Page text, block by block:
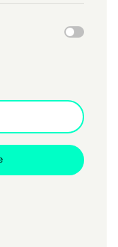
zdjęcie
ręce.